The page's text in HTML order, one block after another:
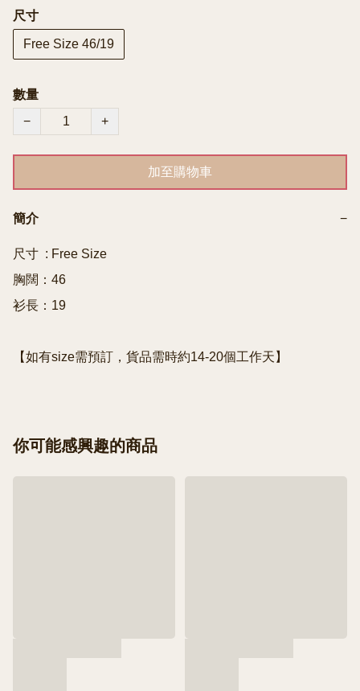
尺寸
Free Size 46/19
數量
−
+
加至購物車
簡介 −
尺寸  : Free Size
胸闊：46
衫長：19
【如有size需預訂，貨品需時約14-20個工作天】
你可能感興趣的商品